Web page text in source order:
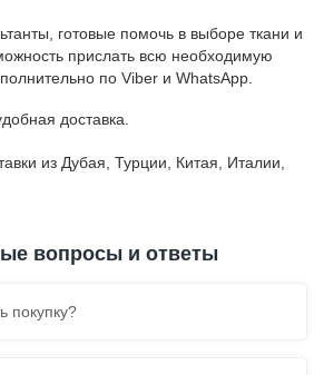
готовые помочь в выборе ткани и
прислать всю необходимую
по Viber и WhatsApp.
доставка.
из Дубая, Турции, Китая, Италии,
вопросы и ответы
покупку?